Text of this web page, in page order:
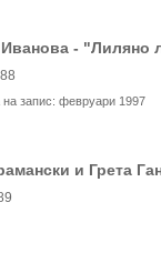
Иванова -
на запис: февруари 1997
и Грета